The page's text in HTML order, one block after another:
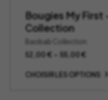
Bougies My First
Collection
Baobab Collection
52,00€ 55,00€
prix :
CHOISIR LES OPTIONS